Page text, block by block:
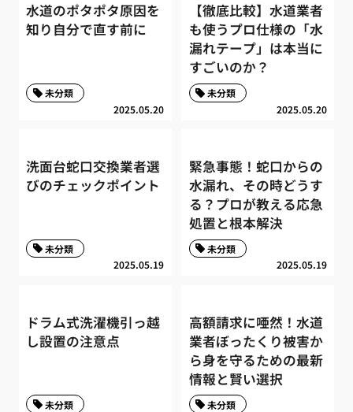
水道のポタポタ原因を
知り自分で直す前に
2025.05.20
未分類
【徹底比較】水道業者
も使うプロ仕様の「水
漏れテープ」は本当に
すごいのか？
2025.05.20
未分類
洗面台蛇口交換業者選
びのチェックポイント
2025.05.19
未分類
緊急事態！蛇口からの
水漏れ、その時どうす
る？プロが教える応急
処置と根本解決
2025.05.19
未分類
ドラム式洗濯機引っ越
し設置の注意点
未分類
高額請求に唖然！水道
業者ぼったくり被害か
ら身を守るための最新
情報と賢い選択
未分類